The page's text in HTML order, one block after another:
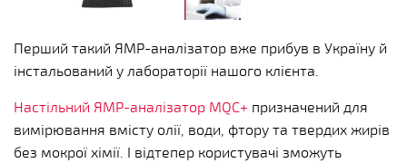
Перший такий ЯМР-аналізатор вже прибув в Україну й
інстальований у лабораторії нашого клієнта.
Настільний ЯМР-аналізатор MQC+ призначений для
вимірювання вмісту олії, води, фтору та твердих жирів
без мокрої хімії. І відтепер користувачі зможуть